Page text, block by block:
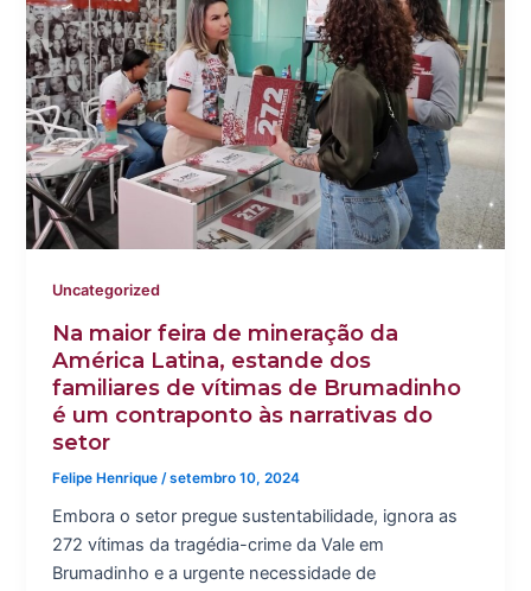
Uncategorized
Na maior feira de mineração da
América Latina, estande dos
familiares de vítimas de Brumadinho
é um contraponto às narrativas do
setor
Felipe Henrique /setembro 10, 2024
Embora o setor pregue sustentabilidade, ignora as
272 vítimas da tragédia-crime da Vale em
Brumadinho e a urgente necessidade de